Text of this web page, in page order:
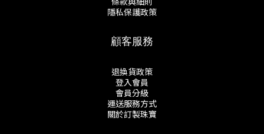
隱私保護政策
顧客服務
退換貨政策
登入會員
會員分級
運送服務方式
關於訂製珠寶